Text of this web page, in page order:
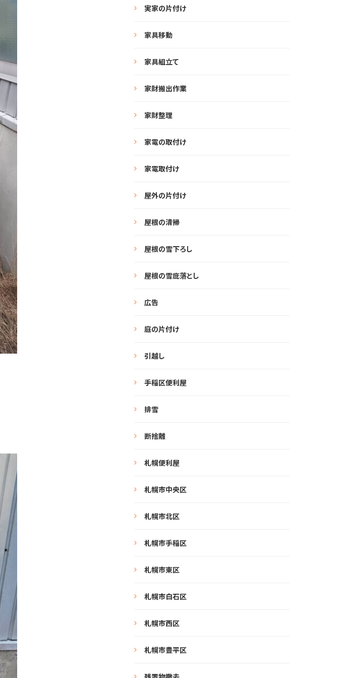
実家の片付け
家具移動
家具組立て
家財搬出作業
家財整理
家電の取付け
家電取付け
屋外の片付け
屋根の清掃
屋根の雪下ろし
屋根の雪庇落とし
広告
庭の片付け
引越し
手稲区便利屋
排雪
断捨離
札幌便利屋
札幌市中央区
札幌市北区
札幌市手稲区
札幌市東区
札幌市白石区
札幌市西区
札幌市豊平区